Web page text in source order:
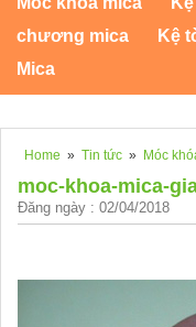
chương mica
Kệ
Mica
Home » Tin tức » Móc
moc-khoa-mica-
Đăng ngày : 02/04/2018